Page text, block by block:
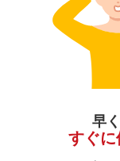
早
すぐに